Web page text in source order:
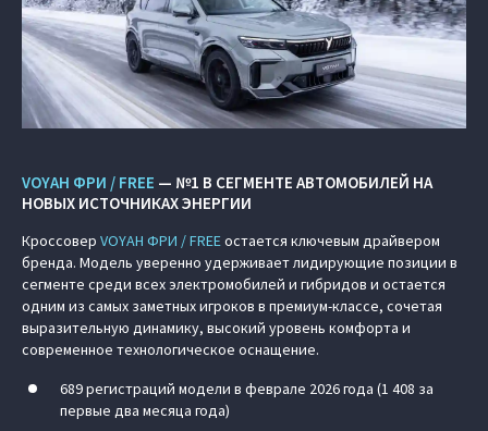
VOYAH ФРИ / FREE — №1 В СЕГМЕНТЕ АВТОМОБИЛЕЙ НА
НОВЫХ ИСТОЧНИКАХ ЭНЕРГИИ
Кроссовер VOYAH ФРИ / FREEостается ключевым драйвером
бренда. Модель уверенно удерживает лидирующие позиции в
сегменте среди всех электромобилей и гибридов и остается
одним из самых заметных игроков в премиум-классе, сочетая
выразительную динамику, высокий уровень комфорта и
современное технологическое оснащение.
689 регистраций модели в феврале 2026 года (1 408 за
первые два месяца года)